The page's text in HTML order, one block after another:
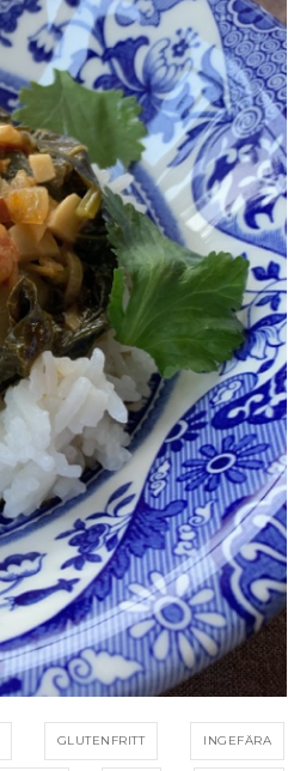
GLUTENFRITT INGEFÄRA